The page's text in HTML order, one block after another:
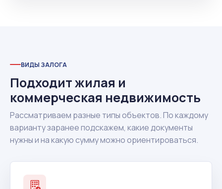
ВИДЫ ЗАЛОГА
Подходит жилая и
коммерческая недвижимость
Рассматриваем разные типы объектов. По каждому
варианту заранее подскажем, какие документы
нужны и на какую сумму можно ориентироваться.